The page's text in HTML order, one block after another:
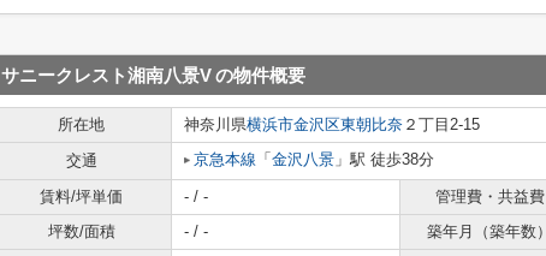
サニークレスト湘南八景Vの物件概要
所在地 神奈川県横浜市金沢区東朝比奈 ２丁目2-15
交通
京急本線 「 金沢八景 」駅 徒歩38分
賃料/坪単価 - / - 管理費・共益費
坪数/面積
- / - 築年月（築年数）